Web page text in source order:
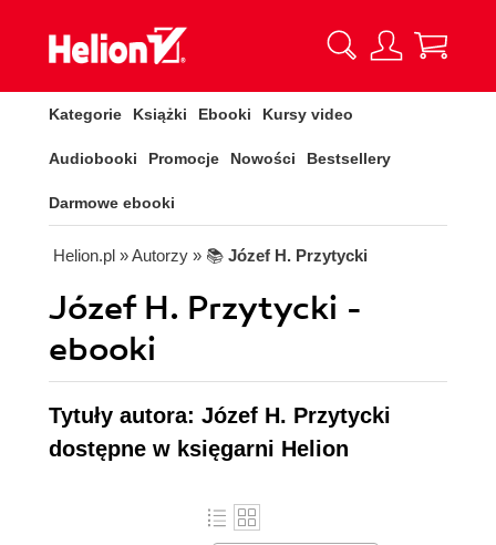
Kategorie Książki Ebooki Kursy video
Audiobooki Promocje Nowości Bestsellery
Darmowe ebooki
Helion.pl » Autorzy » 📚 Józef H. Przytycki
Józef H. Przytycki -
ebooki
Tytuły autora: Józef H. Przytycki
dostępne w księgarni Helion